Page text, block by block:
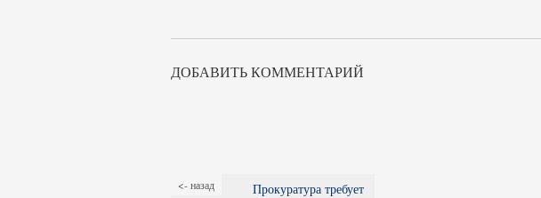
ДОБАВИТЬ КОММЕНТАРИЙ
<- назад
Прокуратура требует